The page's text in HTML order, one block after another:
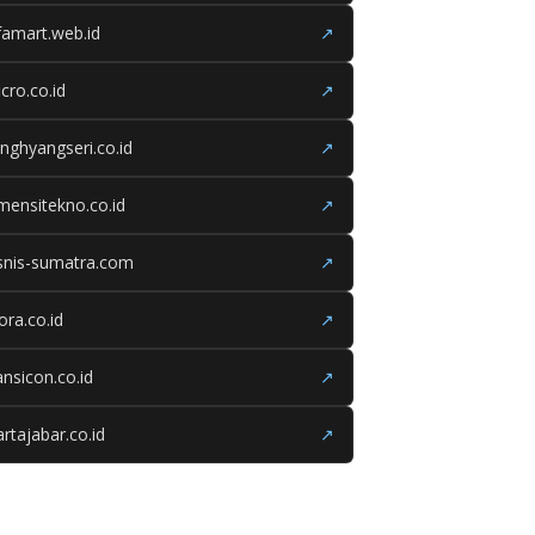
↗
↗
↗
↗
sumatra.com ↗
↗
↗
↗